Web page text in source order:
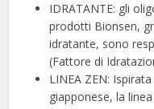
IDRATANTE: gli
prodotti Bionsen,
idratante, sono
(Fattore di
LINEA ZEN:
giapponese, la